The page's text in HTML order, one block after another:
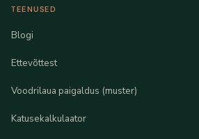
TEENUSED
Blogi
Ettevõttest
Voodrilaua paigaldus (muster)
Katusekalkulaator